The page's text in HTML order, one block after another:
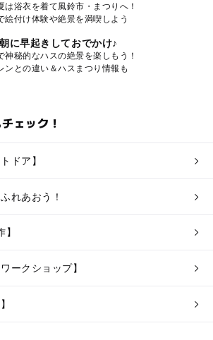
は浴衣を着て風鈴市・まつりへ！
絵付け体験や絶景を満喫しよう
に早起きしておでかけ♪
神秘的なハスの絶景を楽しもう！
ンとの違い＆ハスまつり情報も
ェック！
ドア】
れあおう！
ークショップ】